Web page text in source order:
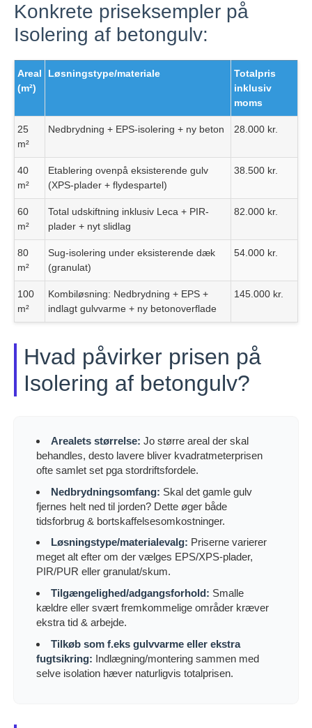
Konkrete priseksempler på
Isolering af betongulv:
Areal
(m²)
Løsningstype/materiale
Totalpris
inklusiv
moms
25
m²
Nedbrydning + EPS-isolering + ny beton 28.000 kr.
40
m²
Etablering ovenpå eksisterende gulv
(XPS-plader + flydespartel)
38.500 kr.
60
m²
Total udskiftning inklusiv Leca + PIR-
plader + nyt slidlag
82.000 kr.
80
m²
Sug-isolering under eksisterende dæk
(granulat)
54.000 kr.
100
m²
Kombiløsning: Nedbrydning + EPS +
indlagt gulvvarme + ny betonoverflade
145.000 kr.
Hvad påvirker prisen på
Isolering af betongulv?
Arealets størrelse: Jo større areal der skal
behandles, desto lavere bliver kvadratmeterprisen
ofte samlet set pga stordriftsfordele.
Nedbrydningsomfang: Skal det gamle gulv
fjernes helt ned til jorden? Dette øger både
tidsforbrug & bortskaffelsesomkostninger.
Løsningstype/materialevalg: Priserne varierer
meget alt efter om der vælges EPS/XPS-plader,
PIR/PUR eller granulat/skum.
Tilgængelighed/adgangsforhold: Smalle
kældre eller svært fremkommelige områder kræver
ekstra tid & arbejde.
Tilkøb som f.eks gulvvarme eller ekstra
fugtsikring: Indlægning/montering sammen med
selve isolation hæver naturligvis totalprisen.